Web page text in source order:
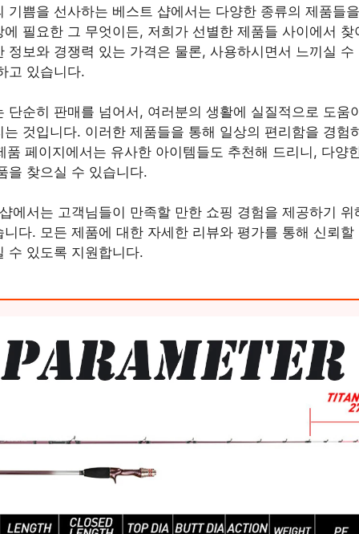
기쁨을 선사하는 베스트 샵에서는 다양한 종류의 제품들
에 필요한 그 무엇이든, 저희가 선별한 제품들 사이에서 찾
정보와 경쟁력 있는 가격은 물론, 사용하시면서 느끼실 수
고 있습니다.
단순히 판매를 넘어서, 여러분의 생활에 실질적으로 도움
는 것입니다. 이러한 제품들을 통해 일상의 편리함을 경험
품 페이지에서는 유사한 아이템들도 추천해 드리니, 다양
을 찾으실 수 있습니다.
에서는 고객님들이 만족할 만한 쇼핑 경험을 제공하기 위
니다. 모든 제품에 대한 자세한 리뷰와 평가를 통해 신뢰할
수 있도록 지원합니다.